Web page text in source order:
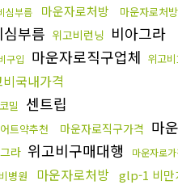
심부름 마운자로처방 마운자로처방
부름 위고비런닝 비아그라
구입 마운자로직구업체 위고
국내가격
밀 센트립
트약추천 마운자로직구가격 마
라 위고비구매대행 마운자로가
병원 마운자로처방 glp-1 비만